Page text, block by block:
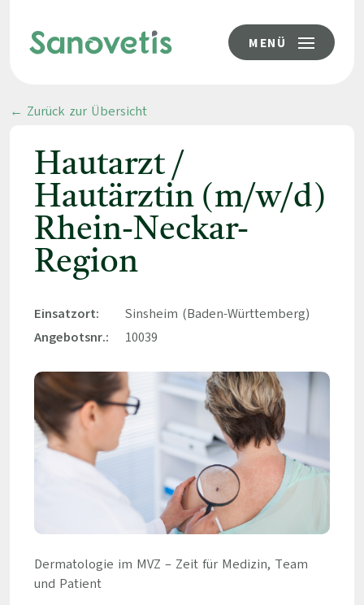
MENÜ
← Zurück zur Übersicht
Hautarzt /
Hautärztin (m/w/d)
Rhein-Neckar-
Region
Einsatzort:
Sinsheim (Baden-Württemberg)
Angebotsnr.:
10039
Dermatologie im MVZ – Zeit für Medizin, Team
und Patient